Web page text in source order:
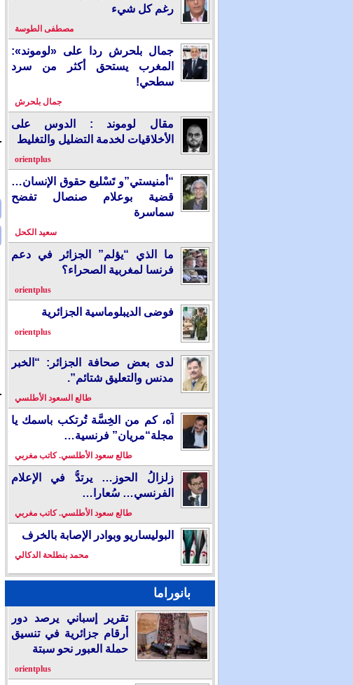
رغم كل شيء
مصطفى الطوسة
جمال بلحرش ردا على «لوموند»:
المغرب يستحق أكثر من سرد
سطحي!
جمال بلحرش
مقال لوموند : الدوس على
الأخلاقيات لخدمة التضليل والتغليط
orientplus
“أمنيستي”و تَسْليع حقوق الإنسان…
قضية بوعلام صنصال تفضح
سماسرة
سعيد الكحل
ما الذي “يؤلم” الجزائر في دعم
فرنسا لمغربية الصحراء؟
orientplus
فوضى الديبلوماسية الجزائرية
orientplus
لدى بعض صحافة الجزائر: “الخبر
مدنس والتعليق شتائم”.
طالع السعود الأطلسي
آه، كم من الخِسَّة تُرتكب باسمك يا
مجلة“مريان” فرنسية…
طالع سعود الأطلسي. كاتب مغربي
زلزالُ الحوز… يرتدُّ في الإعلام
الفرنسي… سُعارا…
طالع سعود الأطلسي. كاتب مغربي
البوليساريو وبوادر الإصابة بالخرف
محمد بنطلحة الدكالي
بانوراما
تقرير إسباني يرصد دور
أرقام جزائرية في تنسيق
حملة العبور نحو سبتة
orientplus